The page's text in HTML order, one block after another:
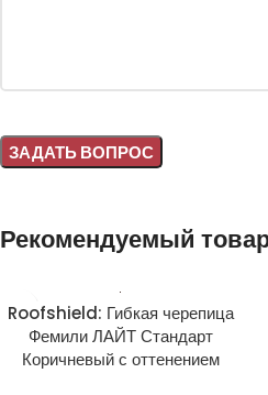
Рекомендуемый
Roofshield: Гибкая черепица
Фемили ЛАЙТ Стандарт
Коричневый с оттенением